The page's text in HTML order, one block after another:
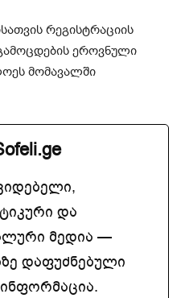
რეგისტრაციის
ეროვნული
მომავალში
და
მედია —
დაფუძნებული